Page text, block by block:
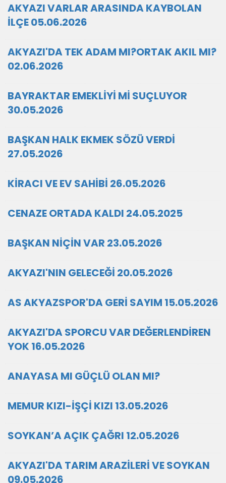
AKYAZI VARLAR ARASINDA KAYBOLAN
İLÇE 05.06.2026
AKYAZI'DA TEK ADAM MI?ORTAK AKIL MI?
02.06.2026
BAYRAKTAR EMEKLİYİ Mİ SUÇLUYOR
30.05.2026
BAŞKAN HALK EKMEK SÖZÜ VERDİ
27.05.2026
KİRACI VE EV SAHİBİ 26.05.2026
CENAZE ORTADA KALDI 24.05.2025
BAŞKAN NİÇİN VAR 23.05.2026
AKYAZI'NIN GELECEĞİ 20.05.2026
AS AKYAZSPOR'DA GERİ SAYIM 15.05.2026
AKYAZI'DA SPORCU VAR DEĞERLENDİREN
YOK 16.05.2026
ANAYASA MI GÜÇLÜ OLAN MI?
MEMUR KIZI-İŞÇİ KIZI 13.05.2026
SOYKAN’A AÇIK ÇAĞRI 12.05.2026
AKYAZI'DA TARIM ARAZİLERİ VE SOYKAN
09.05.2026